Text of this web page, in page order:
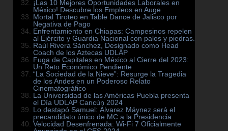
¡Las 10 Mejores Oportunidades Laborales en
México! Descubre los Empleos en Auge
Mortal Tiroteo en Table Dance de Jalisco por
Negativa de Pago
Enfrentamiento en Chiapas: Campesinos repelen
al Ejército y Guardia Nacional con palos y piedras.
Raúl Rivera Sánchez, Designado como Head
Coach de los Aztecas UDLAP
Fuga de Capitales en México al Cierre del 2023:
Un Reto Económico Pendiente
“La Sociedad de la Nieve”: Resurge la Tragedia
de los Andes en un Poderoso Relato
Cinematográfico
La Universidad de las Américas Puebla presenta
el Día UDLAP Cancún 2024
Lo destapó Samuel: Álvarez Máynez será el
precandidato único de MC a la Presidencia
Velocidad Desenfrenada: Wi-Fi 7 Oficialmente